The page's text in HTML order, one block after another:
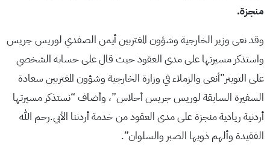
منجزة.
وقد نعى وزير الخارجية وشؤون المغتربين أيمن الصفدي لوريس جريس
واستذكر مسيرتها على مدى العقود حيث قال على حسابه الشخصي
على التويتر”أنعى والزملاء في وزارة الخارجية وشؤون المغتربين سعادة
السفيرة السابقة لوريس جريس أحلاس”، وأضاف “نستذكر مسيرتها
أردنية ريادية منجزة على مدى العقود من خدمة أردننا الأبي.رحم الله
الفقيدة وألهم ذويها الصبر والسلوان”.